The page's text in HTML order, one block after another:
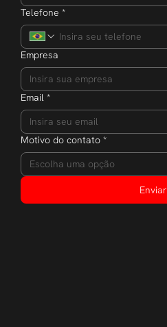
Telefone *
Empresa
Email *
Motivo do contato *
Enviar